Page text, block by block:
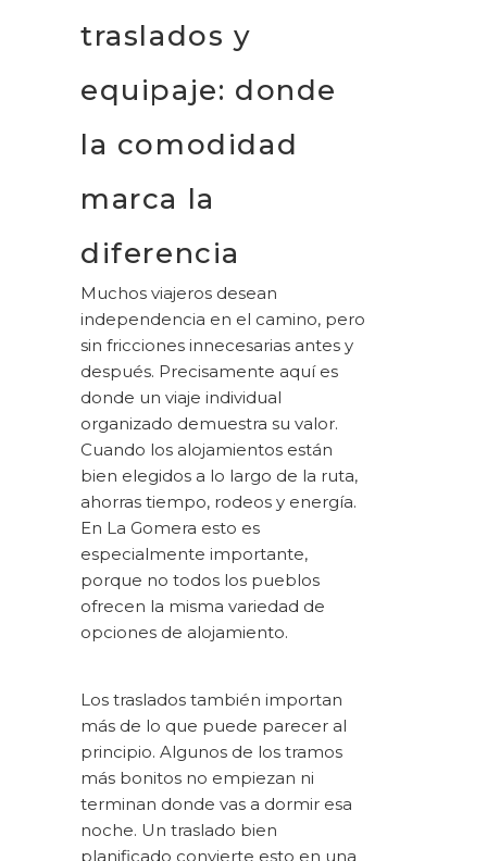
traslados y
equipaje: donde
la comodidad
marca la
diferencia
Muchos viajeros desean
independencia en el camino, pero
sin fricciones innecesarias antes y
después. Precisamente aquí es
donde un viaje individual
organizado demuestra su valor.
Cuando los alojamientos están
bien elegidos a lo largo de la ruta,
ahorras tiempo, rodeos y energía.
En La Gomera esto es
especialmente importante,
porque no todos los pueblos
ofrecen la misma variedad de
opciones de alojamiento.
Los traslados también importan
más de lo que puede parecer al
principio. Algunos de los tramos
más bonitos no empiezan ni
terminan donde vas a dormir esa
noche. Un traslado bien
planificado convierte esto en una